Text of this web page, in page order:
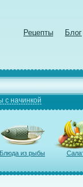
Рецепты Блог
с начинкой
Блюда из рыбы